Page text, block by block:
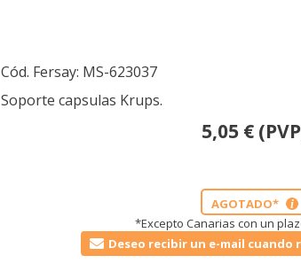
Cód. Fersay: MS-623037
Soporte capsulas Krups.
5,05 €
AGOTADO* i
*Excepto Canarias con un
Deseo recibir un e-mail